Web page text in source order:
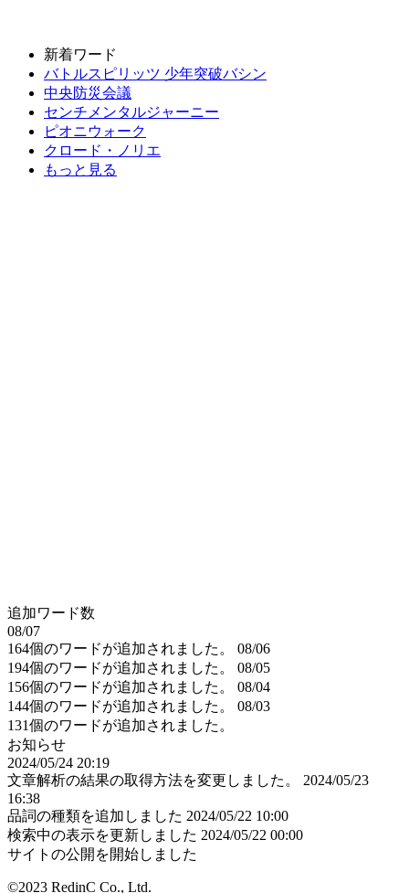
新着ワード
バトルスピリッツ 少年突破バシン
中央防災会議
センチメンタルジャーニー
ピオニウォーク
クロード・ノリエ
もっと見る
追加ワード数
08/07
164個のワードが追加されました。
08/06
194個のワードが追加されました。
08/05
156個のワードが追加されました。
08/04
144個のワードが追加されました。
08/03
131個のワードが追加されました。
お知らせ
2024/05/24 20:19
文章解析の結果の取得方法を変更しました。
2024/05/23
16:38
品詞の種類を追加しました 2024/05/22 10:00
検索中の表示を更新しました 2024/05/22 00:00
サイトの公開を開始しました
©2023 RedinC Co., Ltd.